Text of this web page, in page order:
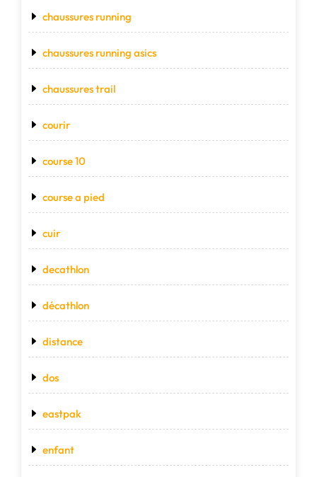
chaussures running
chaussures running asics
chaussures trail
courir
course 10
course a pied
cuir
decathlon
décathlon
distance
dos
eastpak
enfant